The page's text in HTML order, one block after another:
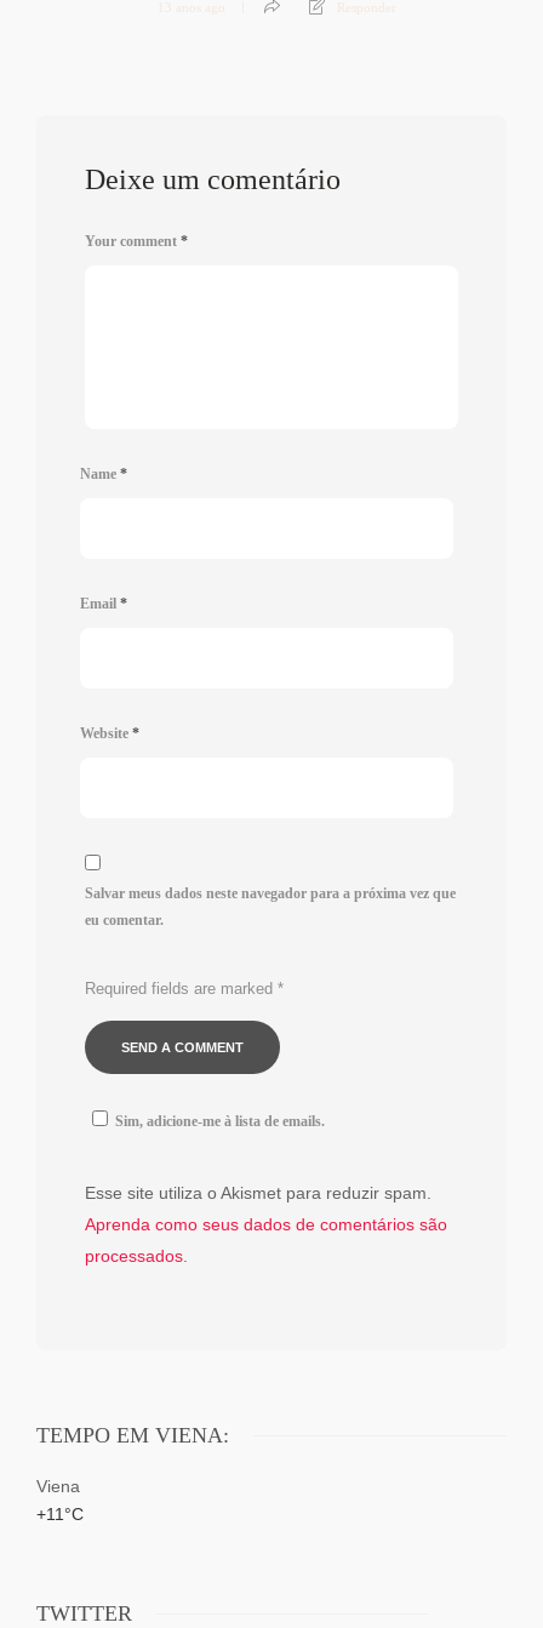
13 anos ago Responder
Deixe um comentário
Your comment *
Name *
Email *
Website *
Salvar meus dados neste navegador para a próxima vez que
eu comentar.
Required fields are marked *
Sim, adicione-me à lista de emails.
Esse site utiliza o Akismet para reduzir spam.
Aprenda como seus dados de comentários são
processados
TEMPO EM VIENA:
Viena
+11°C
TWITTER